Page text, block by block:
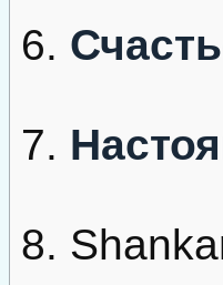
6.
7.
8.